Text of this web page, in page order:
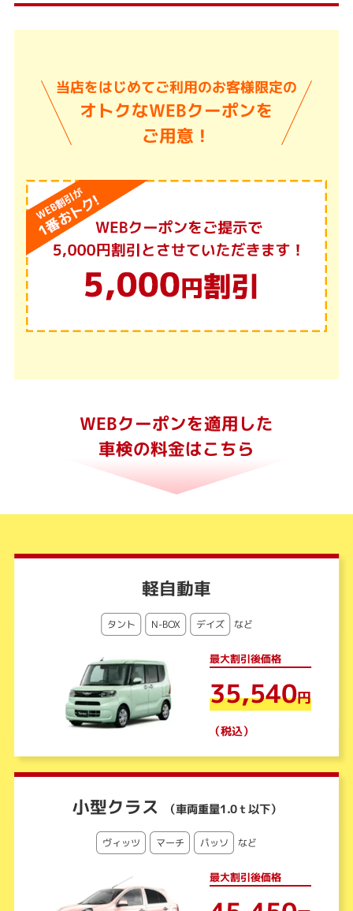
当店をはじめてご利用のお客様限定の
オトクなWEBクーポンを
ご用意！
WEBクーポンを適用した
車検の料金はこちら
軽自動車
タント N-BOX デイズ など
最大割引後価格
35,540円
（税込）
小型クラス （車両重量1.0ｔ以下）
ヴィッツ マーチ パッソ など
最大割引後価格